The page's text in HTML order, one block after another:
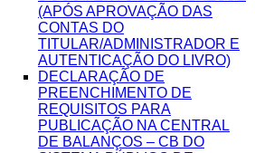
(APÓS APROVAÇÃO DAS
CONTAS DO
TITULAR/ADMINISTRADOR E
AUTENTICAÇÃO DO LIVRO)
DECLARAÇÃO DE
PREENCHIMENTO DE
REQUISITOS PARA
PUBLICAÇÃO NA CENTRAL
DE BALANÇOS – CB DO